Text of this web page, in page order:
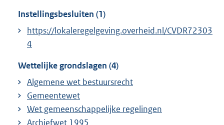
Instellingsbesluiten (1)
https://lokaleregelgeving.overheid.nl/CVDR72303
4
Wettelijke grondslagen (4)
Algemene wet bestuursrecht
Gemeentewet
Wet gemeenschappelijke regelingen
Archiefwet 1995